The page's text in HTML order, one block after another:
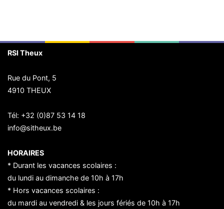
RSI Theux
Rue du Pont, 5
4910 THEUX
Tél: +32 (0)87 53 14 18
info@sitheux.be
HORAIRES
* Durant les vacances scolaires :
du lundi au dimanche de 10h à 17h
* Hors vacances scolaires :
du mardi au vendredi & les jours fériés de 10h à 17h